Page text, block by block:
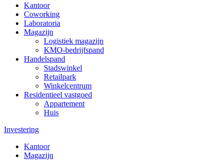
Kantoor
Coworking
Laboratoria
Magazijn
Logistiek magazijn
KMO-bedrijfspand
Handelspand
Stadswinkel
Retailpark
Winkelcentrum
Residentieel vastgoed
Appartement
Huis
Investering
Kantoor
Magazijn